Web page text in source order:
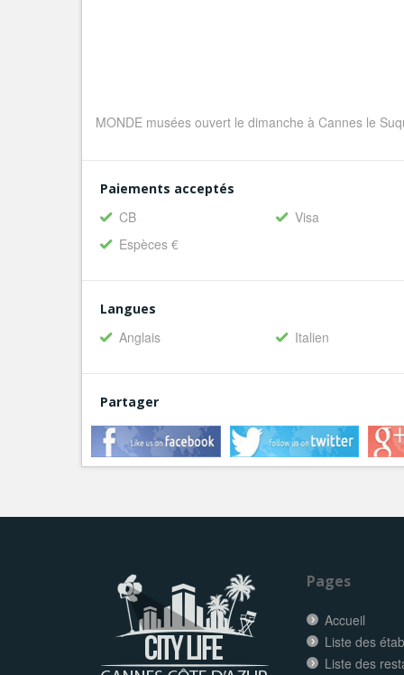
MONDE musées ouvert le dimanche à Cannes le
Paiements acceptés
CB
Visa
Espèces €
Langues
Anglais Italien
Partager
Pages
Accueil
Liste des
Liste des